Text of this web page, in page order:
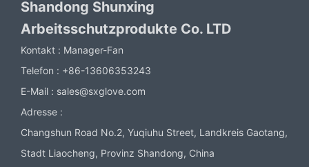
Shandong Shunxing
Arbeitsschutzprodukte Co. LTD
Kontakt : Manager-Fan
Telefon : +86-13606353243
E-Mail : sales@sxglove.com
Adresse :
Changshun Road No.2, Yuqiuhu Street, Landkreis Gaotang,
Stadt Liaocheng, Provinz Shandong, China